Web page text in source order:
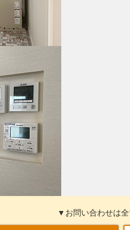
▼お問い合わせは